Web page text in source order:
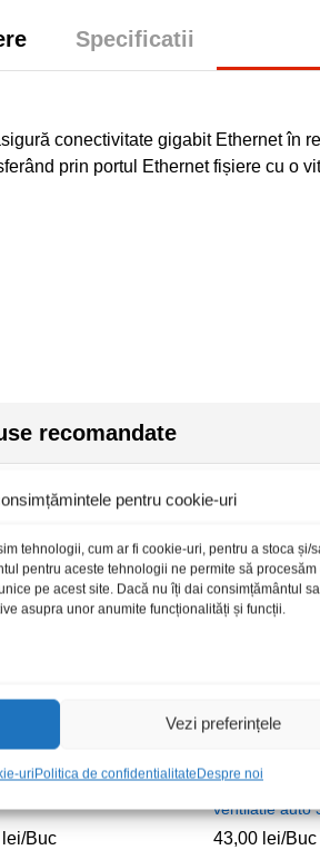
pentru cookie-uri
tehnologii, cum ar fi cookie-uri, pentru a stoca și/
pentru aceste tehnologii ne permite să procesăm
pe acest site. Dacă nu îți dai consimțământul
asupra unor anumite funcționalități și funcții.
Vezi preferințele
uriPolitica de confidentialitateDespre noi
Specificatii
conectivitate gigabit Ethernet în
prin portul Ethernet fișiere cu o
recomandate
lei/Buc
ventilatie auto
43,00 lei/Buc